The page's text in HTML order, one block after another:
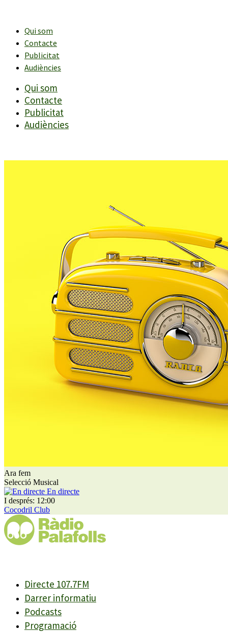
contingutQui som
Contacte
Publicitat
Audiències
Qui som
Contacte
Publicitat
Audiències
Ara fem
Selecció Musical
En directe
I després: 12:00
Cocodril Club
Directe 107.7FM
Darrer informatiu
Podcasts
Programació